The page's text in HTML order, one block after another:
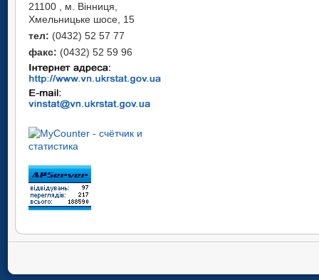
21100 , м. Вінниця,
Хмельницьке шосе, 15
тел: (0432) 52 57 77
факс: (0432) 52 59 96